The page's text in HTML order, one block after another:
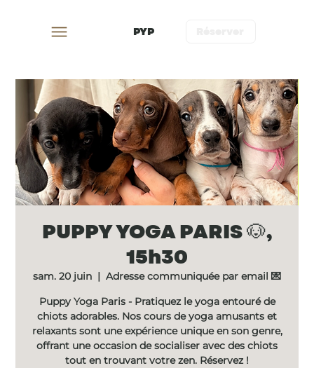
PYP
PUPPY YOGA PARIS 🐶,
15h30
sam. 20 juin
  |
Adresse communiquée par email 💌
Puppy Yoga Paris - Pratiquez le yoga entouré de
chiots adorables. Nos cours de yoga amusants et
relaxants sont une expérience unique en son genre,
offrant une occasion de socialiser avec des chiots
tout en trouvant votre zen. Réservez !